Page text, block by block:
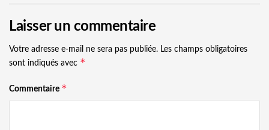
Laisser un commentaire
Votre adresse e-mail ne sera pas publiée. Les champs obligatoires
sont indiqués avec *
Commentaire *